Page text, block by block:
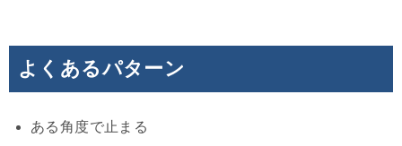
よくあるパターン
ある角度で止まる